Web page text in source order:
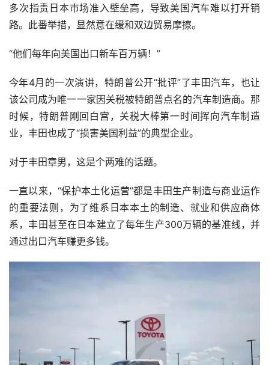
多次指责日本市场准入壁垒高，导致美国汽车难以打开销
路。此番举措，显然意在缓和双边贸易摩擦。
“他们每年向美国出口新车百万辆！”
今年4月的一次演讲，特朗普公开“批评”了丰田汽车，也让
该公司成为唯一一家因关税被特朗普点名的汽车制造商。那
时候，特朗普刚回白宫，关税大棒第一时间挥向汽车制造
业，丰田也成了“损害美国利益”的典型企业。
对于丰田章男，这是个两难的话题。
一直以来，“保护本土化运营”都是丰田生产制造与商业运作
的重要法则，为了维系日本本土的制造、就业和供应商体
系，丰田甚至在日本建立了每年生产300万辆的基准线，并
通过出口汽车赚更多钱。